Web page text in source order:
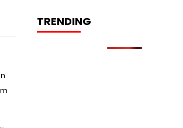
TRENDING